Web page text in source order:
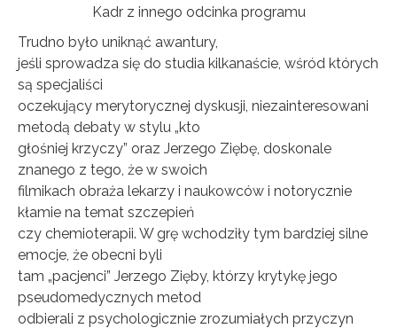
Kadr z innego odcinka programu
Trudno było uniknąć awantury,
jeśli sprowadza się do studia kilkanaście, wśród których
są specjaliści
oczekujący merytorycznej dyskusji, niezainteresowani
metodą debaty w stylu „kto
głośniej krzyczy” oraz Jerzego Ziębę, doskonale
znanego z tego, że w swoich
filmikach obraża lekarzy i naukowców i notorycznie
kłamie na temat szczepień
czy chemioterapii. W grę wchodziły tym bardziej silne
emocje, że obecni byli
tam „pacjenci” Jerzego Zięby, którzy krytykę jego
pseudomedycznych metod
odbierali z psychologicznie zrozumiałych przyczyn